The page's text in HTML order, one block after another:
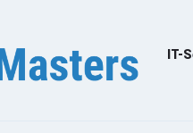
IT-